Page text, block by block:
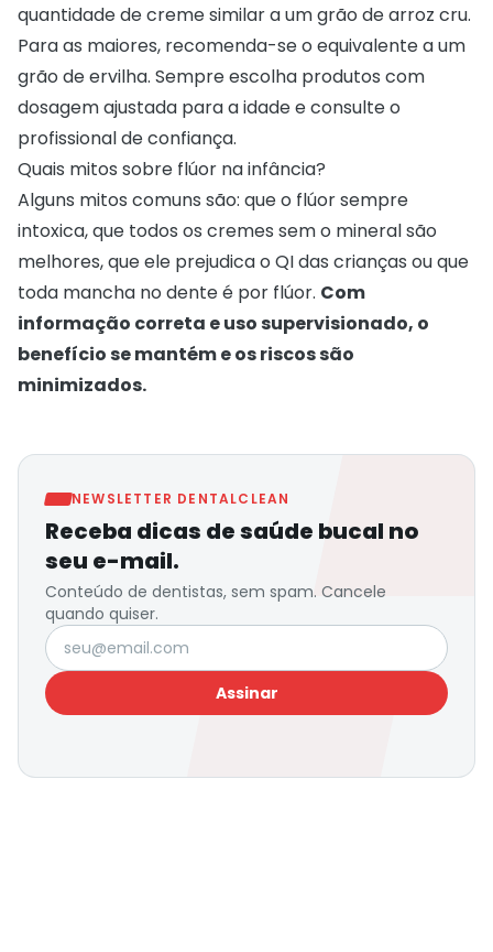
quantidade de creme similar a um grão de arroz cru.
Para as maiores, recomenda-se o equivalente a um
grão de ervilha. Sempre escolha produtos com
dosagem ajustada para a idade e consulte o
profissional de confiança.
Quais mitos sobre flúor na infância?
Alguns mitos comuns são: que o flúor sempre
intoxica, que todos os cremes sem o mineral são
melhores, que ele prejudica o QI das crianças ou que
toda mancha no dente é por flúor. Com
informação correta e uso supervisionado, o
benefício se mantém e os riscos são
minimizados.
NEWSLETTER DENTALCLEAN
Receba dicas de saúde bucal no
seu e-mail.
Conteúdo de dentistas, sem spam. Cancele
quando quiser.
Seu e-mail
Assinar